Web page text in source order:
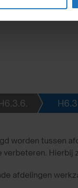
worden tussen
verbeteren. Hierbij
afdelingen